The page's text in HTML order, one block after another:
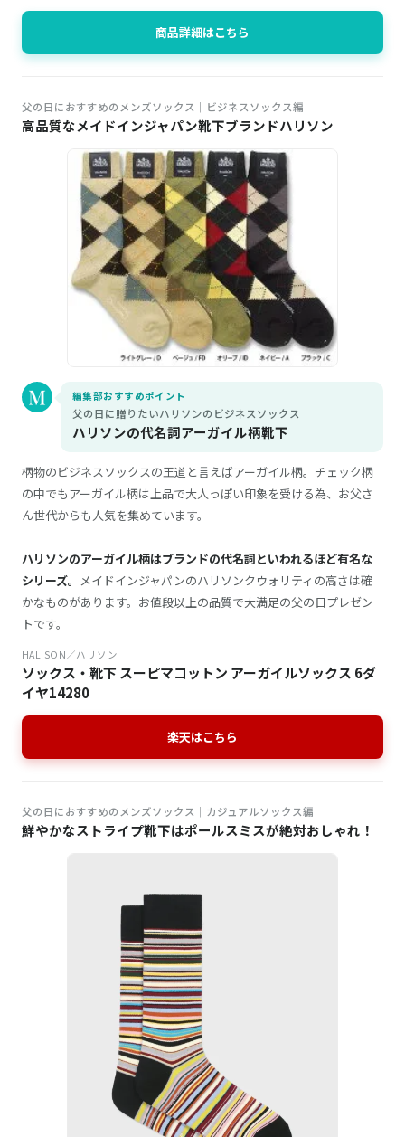
商品詳細はこちら
父の日におすすめのメンズソックス｜ビジネスソックス編
高品質なメイドインジャパン靴下ブランドハリソン
編集部おすすめポイント
父の日に贈りたいハリソンのビジネスソックス
ハリソンの代名詞アーガイル柄靴下
柄物のビジネスソックスの王道と言えばアーガイル柄。チェック柄
の中でもアーガイル柄は上品で大人っぽい印象を受ける為、お父さ
ん世代からも人気を集めています。
ハリソンのアーガイル柄はブランドの代名詞といわれるほど有名な
シリーズ。
メイドインジャパンのハリソンクウォリティの高さは確
かなものがあります。お値段以上の品質で大満足の父の日プレゼン
トです。
HALISON／ハリソン
ソックス・靴下 スーピマコットン アーガイルソックス 6ダ
イヤ14280
楽天はこちら
父の日におすすめのメンズソックス│カジュアルソックス編
鮮やかなストライプ靴下はポールスミスが絶対おしゃれ！